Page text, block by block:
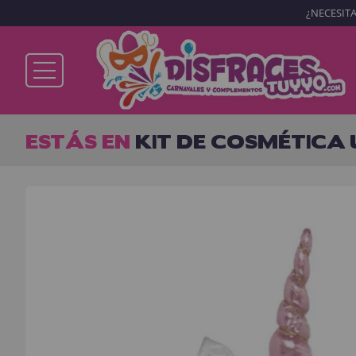
Ya soy cliente
ESTÁS EN KIT DE COSMÉTICA